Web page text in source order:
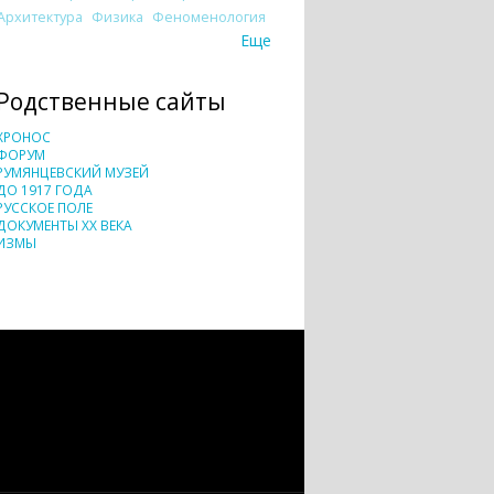
Физика Феноменология
Еще
сайты
МУЗЕЙ
1917 ГОДА
ПОЛЕ
XX ВЕКА